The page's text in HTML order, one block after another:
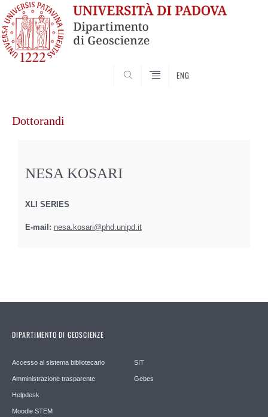
ENG
contenuto
Dottorandi
NESA KOSARI
XLI SERIES
E-mail: nesa.kosari@phd.unipd.it
DIPARTIMENTO DI GEOSCIENZE
Accesso al sistema bibliotecario
Amministrazione trasparente
Helpdesk
Moodle STEM
SIT
Gebes